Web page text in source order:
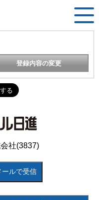
登録内容の変更
社(3837)
ールで受信